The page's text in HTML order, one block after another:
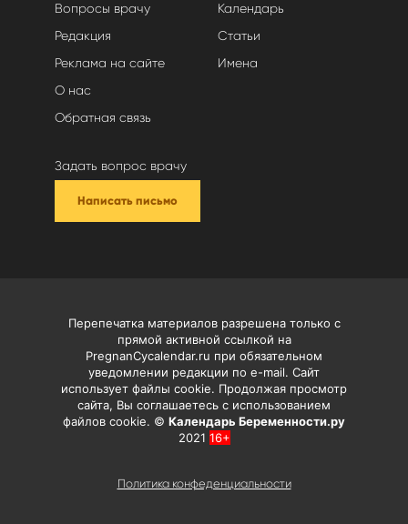
Вопросы врачу
Редакция
Реклама на сайте
О нас
Обратная связь
Календарь
Статьи
Имена
Задать вопрос врачу
Написать письмо
Перепечатка материалов разрешена только с
прямой активной ссылкой на
PregnanCycalendar.ru при обязательном
уведомлении редакции по e-mail. Сайт
использует файлы cookie. Продолжая просмотр
сайта, Вы соглашаетесь с использованием
файлов cookie. © Календарь Беременности.ру
2021 16+
Политика конфеденциальности